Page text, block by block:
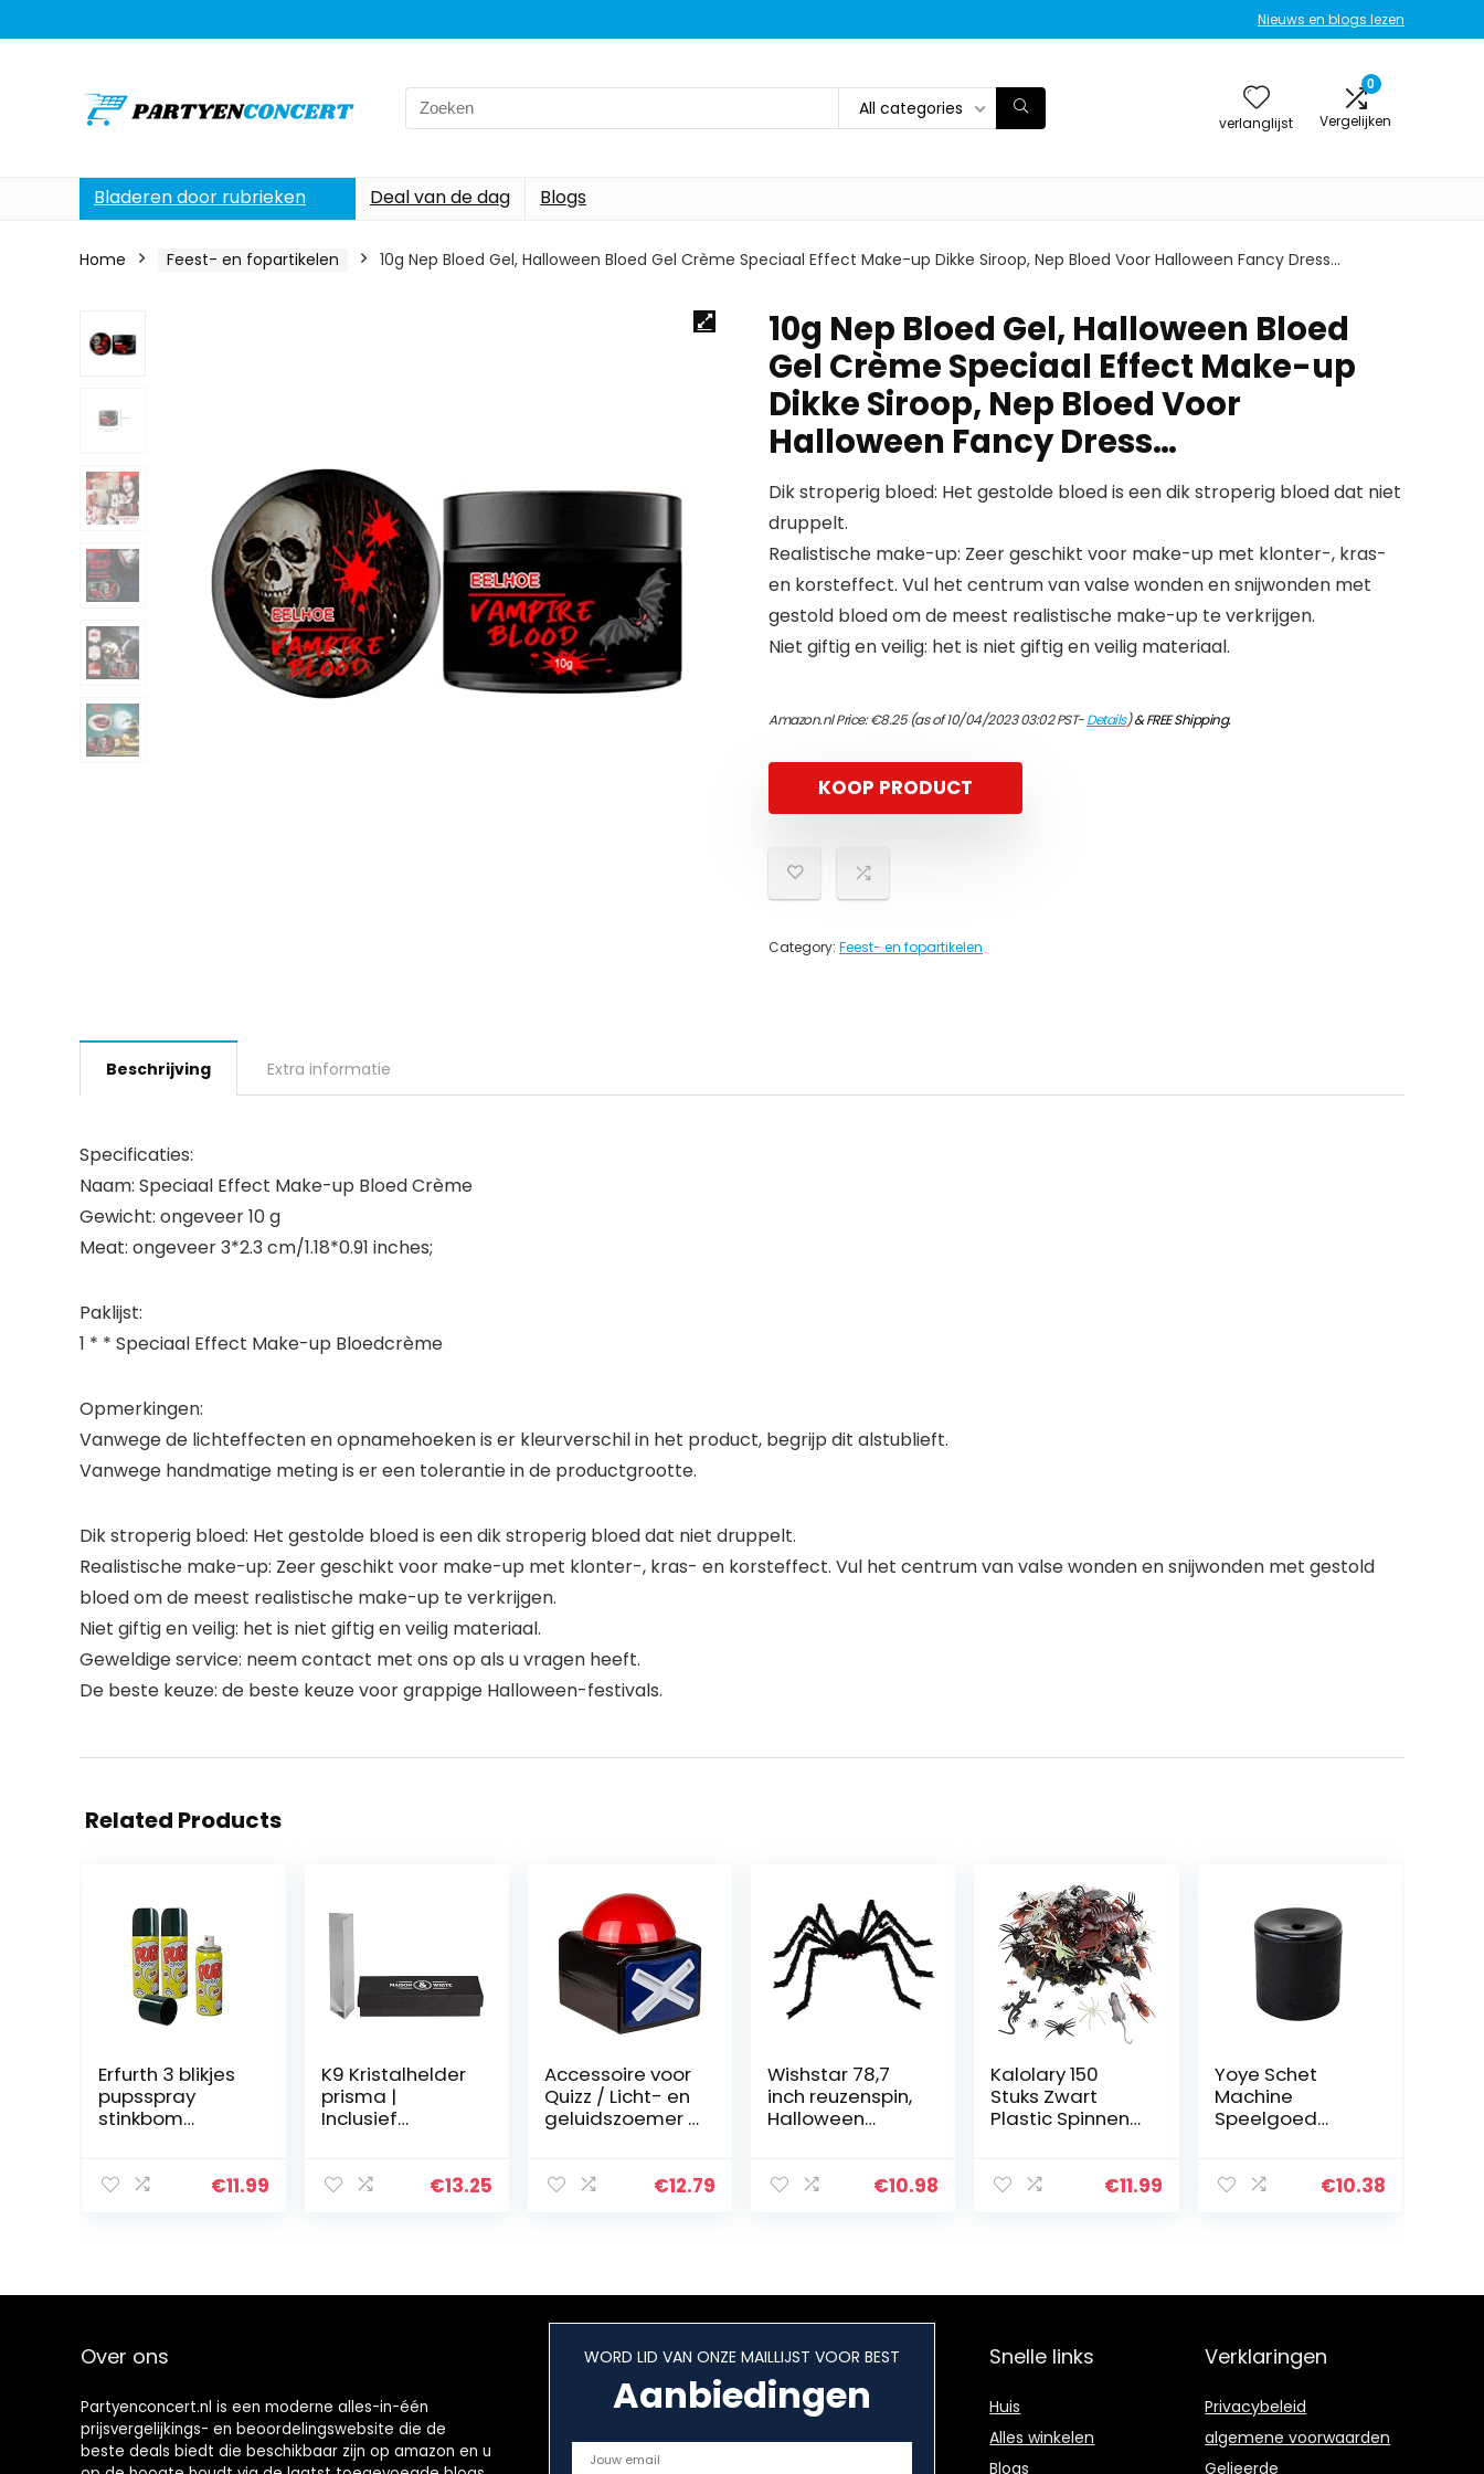
Nieuws en blogs lezen
Search
for:
All categories
verlanglijst
0
Vergelijken
Bladeren door rubrieken Deal van de dag Blogs
Home Feest- en fopartikelen 10g Nep Bloed Gel, Halloween Bloed Gel Crème Speciaal Effect Make-up Dikke Siroop, Nep Bloed Voor Halloween Fancy Dress…
10g Nep Bloed Gel, Halloween Bloed
Gel Crème Speciaal Effect Make-up
Dikke Siroop, Nep Bloed Voor
Halloween Fancy Dress…
Dik stroperig bloed: Het gestolde bloed is een dik stroperig bloed dat niet
druppelt.
Realistische make-up: Zeer geschikt voor make-up met klonter-, kras-
en korsteffect. Vul het centrum van valse wonden en snijwonden met
gestold bloed om de meest realistische make-up te verkrijgen.
Niet giftig en veilig: het is niet giftig en veilig materiaal.
Amazon.nl Price:€8.25(as of 10/04/2023 03:02 PST-Details)&FREE Shipping.
KOOP PRODUCT
Category: Feest- en fopartikelen
Beschrijving Extra informatie
Specificaties:
Naam: Speciaal Effect Make-up Bloed Crème
Gewicht: ongeveer 10 g
Meat: ongeveer 3*2.3 cm/1.18*0.91 inches;
Paklijst:
1 * * Speciaal Effect Make-up Bloedcrème
Opmerkingen:
Vanwege de lichteffecten en opnamehoeken is er kleurverschil in het product, begrijp dit alstublieft.
Vanwege handmatige meting is er een tolerantie in de productgrootte.
Dik stroperig bloed: Het gestolde bloed is een dik stroperig bloed dat niet druppelt.
Realistische make-up: Zeer geschikt voor make-up met klonter-, kras- en korsteffect. Vul het centrum van valse wonden en snijwonden met gestold
bloed om de meest realistische make-up te verkrijgen.
Niet giftig en veilig: het is niet giftig en veilig materiaal.
Geweldige service: neem contact met ons op als u vragen heeft.
De beste keuze: de beste keuze voor grappige Halloween-festivals.
Related Products
Erfurth 3 blikjes
pupsspray
stinkbom
per blik)
€11.99
K9 Kristalhelder
prisma |
Inclusief
driehoekige
en…
€13.25
Accessoire voor
Quizz / Licht- en
geluidszoemer /
€12.79
Wishstar 78,7
inch reuzenspin,
Halloween
Halloween
€10.98
Kalolary 150
Stuks Zwart
Plastic Spinnen
Realistisch Nep
€11.99
Yoye Schet
Machine
Speelgoed
Geluiden
Schet Pooter
€10.38
Over ons
Partyenconcert.nl is een moderne alles-in-één
prijsvergelijkings- en beoordelingswebsite die de
beste deals biedt die beschikbaar zijn op amazon en u
WORD LID VAN ONZE MAILLIJST VOOR BEST
Aanbiedingen
Snelle links
Huis
Alles winkelen
Blogs
Verklaringen
Privacybeleid
algemene voorwaarden
Gelieerde